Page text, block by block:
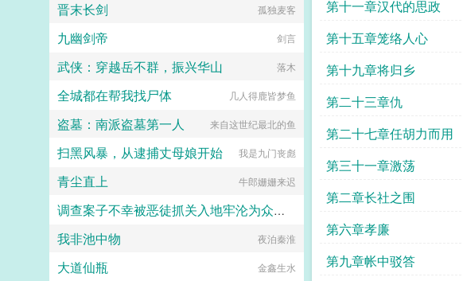
第十一章汉代的思政
第十五章笼络人心
第十九章将归乡
第二十三章仇
第二十七章任胡力而用
第三十一章激荡
第二章长社之围
第六章孝廉
第九章帐中驳答
一枚，权作信礼。儿臣秦诏笑的璀
璨，忽又改了口，朕，是来迎娶您回
家的。前期日常卖惨求宠博取父王怜
爱的质子攻x每天外冷内热宠溺带娃
的后爹受后期装乖假寐豺狼帝王攻x
高冷美强囚凤帝王受食用注意■时代
架春秋平行时期，称呼及势力地图有
私设。双方无任何亲缘关系，质子到
他国后，称国君为父王。■端水互宠
相爱相杀年龄差7岁年下强强身心
1v1欢迎收藏作者鞠躬jpg其他预收
（作者广告位3啵啵）■古耽戎马踏
秋棠心狠手辣权臣攻x老谋深算谋士
受权臣技能之伺候娇生惯养的公子哥
儿。■古耽照我满怀冰雪忠犬糙汉暗
卫攻x狠戾变态王爷受被王爷一个巴
掌扇爽了。■古耽误我秦楼约高冷闷
骚大将军x骄扬富贵小少爷被老婆倒
追又放弃，将军等会，小祖宗哎！■
东幻众神审判日疯批大佬x高冷之花
晋末长剑 孤独麦客
九幽剑帝 剑言
武侠：穿越岳不群，振兴华山 落木
全城都在帮我找尸体 几人得鹿皆梦鱼
盗墓：南派盗墓第一人 来自这世纪最北的鱼
扫黑风暴，从逮捕丈母娘开始 我是九门丧彪
青尘直上 牛郎姗姗来迟
调查案子不幸被恶徒抓关入地牢沦为众色狼玩物的绝美女侠
黑眼圈
我非池中物 夜泊秦淮
大道仙瓶 金鑫生水